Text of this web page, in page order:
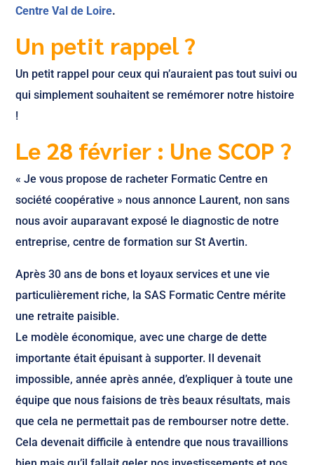
Centre Val de Loire.
Un petit rappel ?
Un petit rappel pour ceux qui n’auraient pas tout suivi ou
qui simplement souhaitent se remémorer notre histoire
!
Le 28 février : Une SCOP ?
« Je vous propose de racheter Formatic Centre en
société coopérative » nous annonce Laurent, non sans
nous avoir auparavant exposé le diagnostic de notre
entreprise, centre de formation sur St Avertin.
Après 30 ans de bons et loyaux services et une vie
particulièrement riche, la SAS Formatic Centre mérite
une retraite paisible.
Le modèle économique, avec une charge de dette
importante était épuisant à supporter. Il devenait
impossible, année après année, d’expliquer à toute une
équipe que nous faisions de très beaux résultats, mais
que cela ne permettait pas de rembourser notre dette.
Cela devenait difficile à entendre que nous travaillions